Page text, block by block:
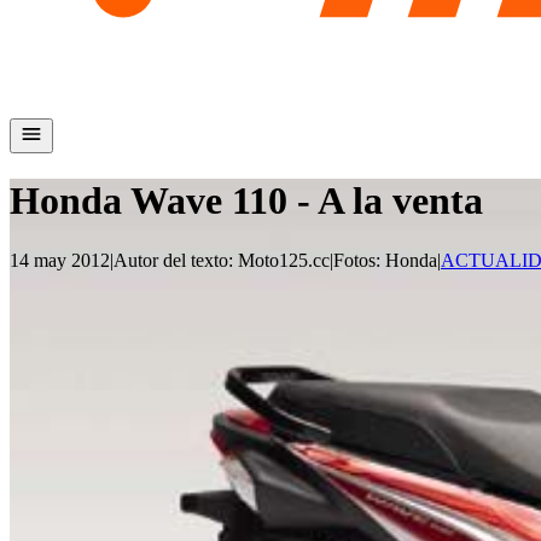
Honda Wave 110 - A la venta
14 may 2012|Autor del texto: Moto125.cc|Fotos: Honda|